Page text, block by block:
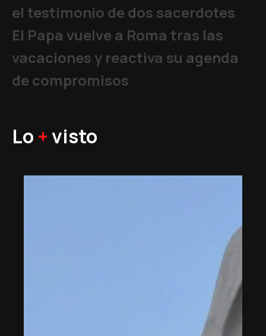
el testimonio de dos sacerdotes
El Papa vuelve a Roma tras las
vacaciones y reactiva su agenda
de compromisos
Lo +visto